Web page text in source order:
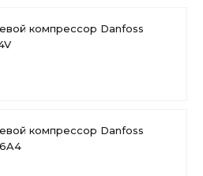
компрессор Danfoss
компрессор Danfoss